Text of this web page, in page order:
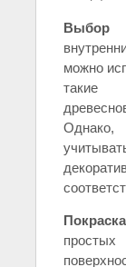
Выбор
можно
такие
Однако,
простых